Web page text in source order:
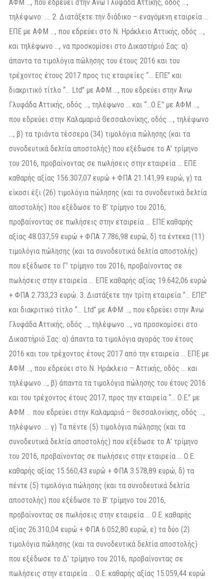
ΑΦΜ …, που εδρεύει στην Άνω Γλυφάδα Αττικής, οδός …,
τηλέφωνο: …. 2. Διατάξετε την διάδικο – εναγόμενη εταιρεία …
ΕΠΕ με ΑΦΜ …, που εδρεύει στο Ν. Ηράκλειο Αττικής, οδός …,
και τηλέφωνο …, να προσκομίσει στο Δικαστήριό Σας: α)
άπαντα τα τιμολόγια πώλησης του έτους 2016 και του
τρέχοντος έτους 2017 προς τις εταιρείες “… ΕΠΕ” και
διακριτικό τίτλο “… Ltd” με ΑΦΜ …, που εδρεύει στην Άνω
Γλυφάδα Αττικής, οδός …, τηλέφωνο … και “…Ο.Ε.” με ΑΦΜ …,
που εδρεύει στην Καλαμαριά Θεσσαλονίκης, οδός …, τηλέφωνο
…, β) τα τριάντα τέσσερα (34) τιμολόγια πώλησης (και τα
συνοδευτικά δελτία αποστολής) που εξέδωσε το Α’ τρίμηνο
του 2016, προβαίνοντας σε πωλήσεις στην εταιρεία … ΕΠΕ
καθαρής αξίας 156.307,07 ευρώ + ΦΠΑ 21.141,99 ευρώ, γ) τα
είκοσι έξι (26) τιμολόγια πώλησης (και τα συνοδευτικά δελτία
αποστολής) που εξέδωσε το Β’ τρίμηνο του 2016,
προβαίνοντας σε πωλήσεις στην εταιρεία … ΕΠΕ καθαρής
αξίας 48.037,59 ευρώ + ΦΠΑ 7.786,98 ευρώ, δ) τα έντεκα (11)
τιμολόγια πώλησης (και τα συνοδευτικά δελτία αποστολής)
που εξέδωσε το Γ’ τρίμηνο του 2016, προβαίνοντας σε
πωλήσεις στην εταιρεία … ΕΠΕ καθαρής αξίας 19.642,06 ευρώ
+ ΦΠΑ 2.733,23 ευρώ. 3. Διατάξετε την τρίτη εταιρεία “… ΕΠΕ”
και διακριτικό τίτλο “… Ltd” με ΑΦΜ …, που εδρεύει στην Άνω
Γλυφάδα Αττικής, οδός …, τηλέφωνο …, να προσκομίσει στο
Δικαστήριό Σας: α) άπαντα τα τιμολόγια αγοράς του έτους
2016 και του τρέχοντος έτους 2017 από την εταιρεία … ΕΠΕ με
ΑΦΜ …, που εδρεύει στο Ν. Ηράκλειο – Αττικής, οδός … και
τηλέφωνο …, β) άπαντα τα τιμολόγια πώλησης του έτους 2016
και του τρέχοντος έτους 2017, προς την εταιρεία “… Ο.Ε.” με
ΑΦΜ … που εδρεύει στην Καλαμαριά – Θεσσαλονίκης, οδός …,
τηλέφωνο …. γ) Τα πέντε (5) τιμολόγια πώλησης (και τα
συνοδευτικά δελτία αποστολής) που εξέδωσε το Α’ τρίμηνο
του 2016, προβαίνοντας σε πωλήσεις στην εταιρεία … Ο.Ε.
καθαρής αξίας 15.560,43 ευρώ + ΦΠΑ 3.578,89 ευρώ, δ) τα
πέντε (5) τιμολόγια πώλησης (και τα συνοδευτικά δελτία
αποστολής) που εξέδωσε το Β’ τρίμηνο του 2016,
προβαίνοντας σε πωλήσεις στην εταιρεία … Ο.Ε. καθαρής
αξίας 26.310,04 ευρώ + ΦΠΑ 6.052,80 ευρώ, ε) τα δύο (2)
τιμολόγια πώλησης (και τα συνοδευτικά δελτία αποστολής)
που εξέδωσε το Δ’ τρίμηνο του 2016, προβαίνοντας σε
πωλήσεις στην εταιρεία … Ο.Ε. καθαρής αξίας 15.059,44 ευρώ